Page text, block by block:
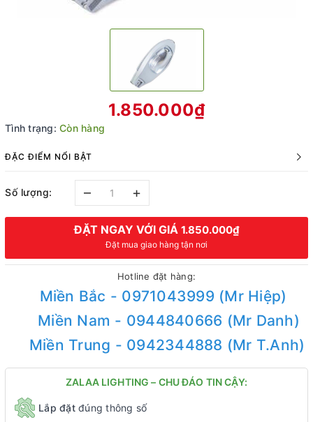
1.850.000₫
Tình trạng: Còn hàng
ĐẶC ĐIỂM NỔI BẬT
Số lượng: – +
ĐẶT NGAY VỚI GIÁ 1.850.000₫
Đặt mua giao hàng tận nơi
Hotline đặt hàng:
Miền Bắc - 0971043999 (Mr Hiệp)
Miền Nam - 0944840666 (Mr Danh)
Miền Trung - 0942344888 (Mr T.Anh)
ZALAA LIGHTING – CHU ĐÁO TIN CẬY:
Lắp đặtđúng thông số